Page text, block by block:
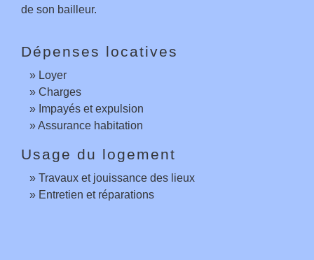
de son bailleur.
Dépenses locatives
Loyer
Charges
Impayés et expulsion
Assurance habitation
Usage du logement
Travaux et jouissance des lieux
Entretien et réparations